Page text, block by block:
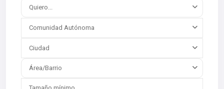
Quiero...
Comunidad Autónoma
Ciudad
Área/Barrio